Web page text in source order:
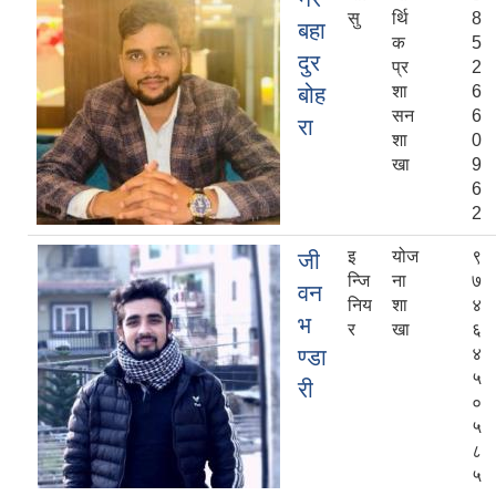
बहा
दुर
बोह
रा
सु
र्थि
क
प्र
शा
सन
शा
खा
8
5
2
6
6
0
9
6
2
जी
वन
भ
ण्डा
री
इ
न्जि
निय
र
योज
ना
शा
खा
९
७
४
६
४
५
०
५
८
५